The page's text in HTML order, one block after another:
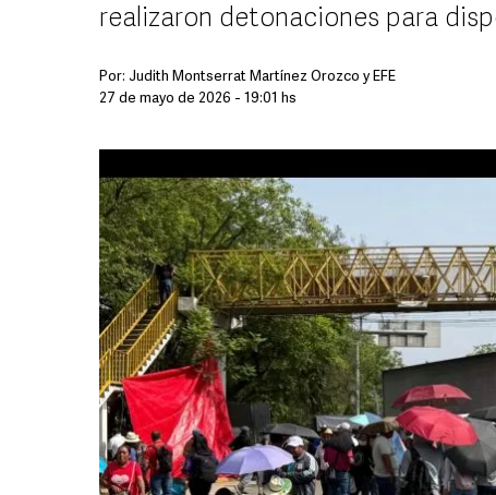
realizaron detonaciones para
Por: Judith Montserrat Martínez Orozco y EFE
27 de mayo de 2026 - 19:01 hs